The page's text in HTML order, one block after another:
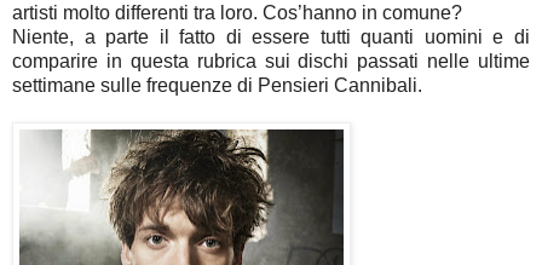
artisti molto differenti tra loro. Cos’hanno in comune?
Niente, a parte il fatto di essere tutti quanti uomini e di
comparire in questa rubrica sui dischi passati nelle ultime
settimane sulle frequenze di Pensieri Cannibali.